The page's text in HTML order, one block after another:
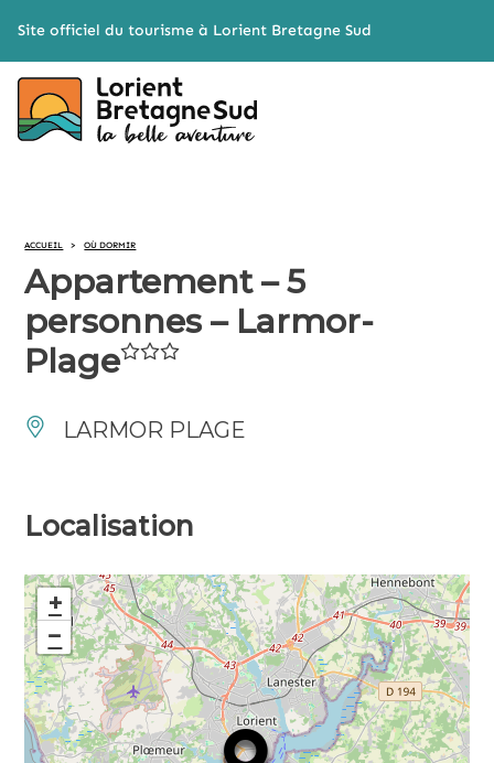
Site officiel du tourisme à Lorient Bretagne Sud
ACCUEIL > OÙ DORMIR
Appartement – 5
personnes – Larmor-
Plage
LARMOR PLAGE
Localisation
+
−